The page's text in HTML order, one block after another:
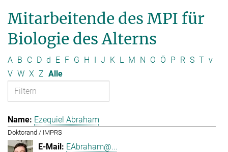
Mitarbeitende des MPI für
Biologie des Alterns
A B C D d E F G H I J K L M N O Ö P R S T v
V W X Z Alle
Ezequiel Abraham
Doktorand / IMPRS
EAbraham@...